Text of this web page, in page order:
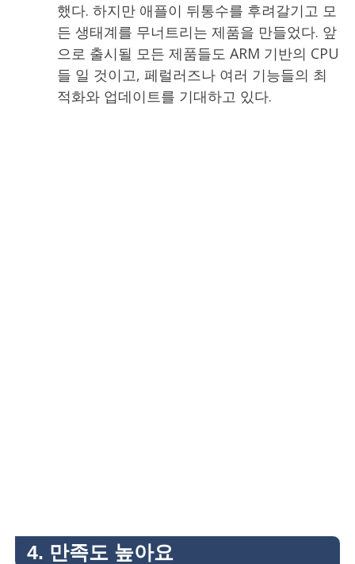
했다. 하지만 애플이 뒤통수를 후려갈기고 모
든 생태계를 무너트리는 제품을 만들었다. 앞
으로 출시될 모든 제품들도 ARM 기반의 CPU
들 일 것이고, 페럴러즈나 여러 기능들의 최
적화와 업데이트를 기대하고 있다.
4. 만족도 높아요